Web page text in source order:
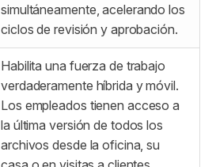
simultáneamente, acelerando los
ciclos de revisión y aprobación.
Habilita una fuerza de trabajo
verdaderamente híbrida y móvil.
Los empleados tienen acceso a
la última versión de todos los
archivos desde la oficina, su